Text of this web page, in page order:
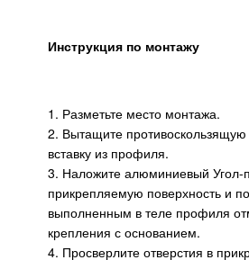
Инструкция по монтажу
1. Разметьте место монтажа.
2. Вытащите
вставку из профиля.
3. Наложите алюминиевый Угол-
прикрепляемую поверхность и
выполненным в теле профиля
крепления с основанием.
4. Просверлите отверстия в